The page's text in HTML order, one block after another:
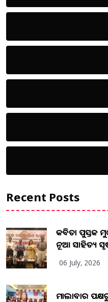
Recent Posts
କବିତା ପୁସ୍ତକ
ନୂଆ ସାହିତ୍ୟ
06 July, 2026
ମାଲାବାର